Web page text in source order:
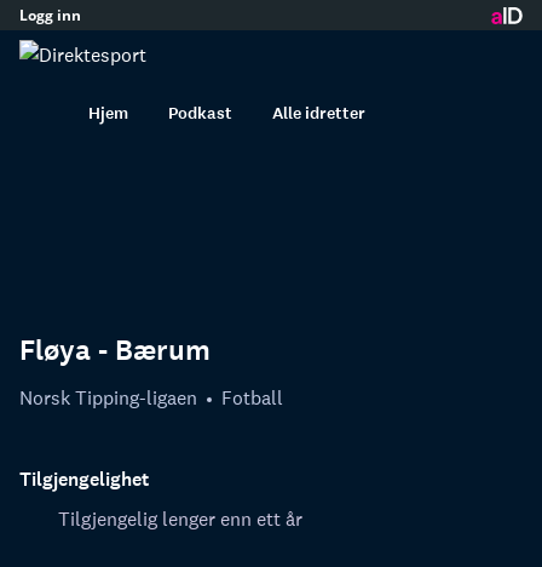
innhold
Logg inn
Hjem Podkast Alle idretter
Fløya - Bærum
Norsk Tipping-ligaen Fotball
Tilgjengelighet
Tilgjengelig lenger enn ett år